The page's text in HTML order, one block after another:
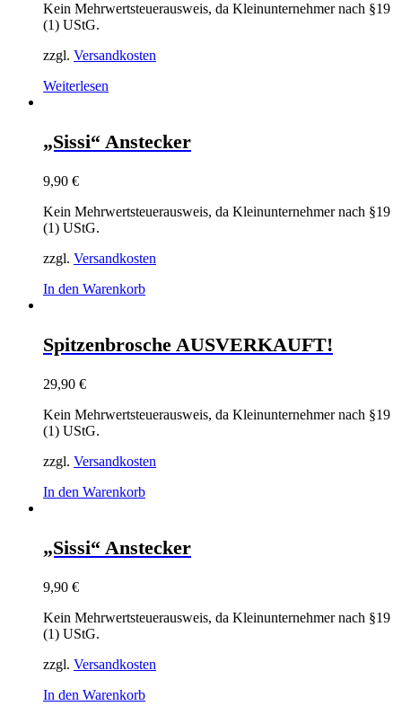
Kein Mehrwertsteuerausweis, da Kleinunternehmer nach §19
(1) UStG.
zzgl. Versandkosten
Weiterlesen
„Sissi“ Anstecker
9,90 €
Kein Mehrwertsteuerausweis, da Kleinunternehmer nach §19
(1) UStG.
zzgl. Versandkosten
In den Warenkorb
Spitzenbrosche AUSVERKAUFT!
29,90 €
Kein Mehrwertsteuerausweis, da Kleinunternehmer nach §19
(1) UStG.
zzgl. Versandkosten
In den Warenkorb
„Sissi“ Anstecker
9,90 €
Kein Mehrwertsteuerausweis, da Kleinunternehmer nach §19
(1) UStG.
zzgl. Versandkosten
In den Warenkorb